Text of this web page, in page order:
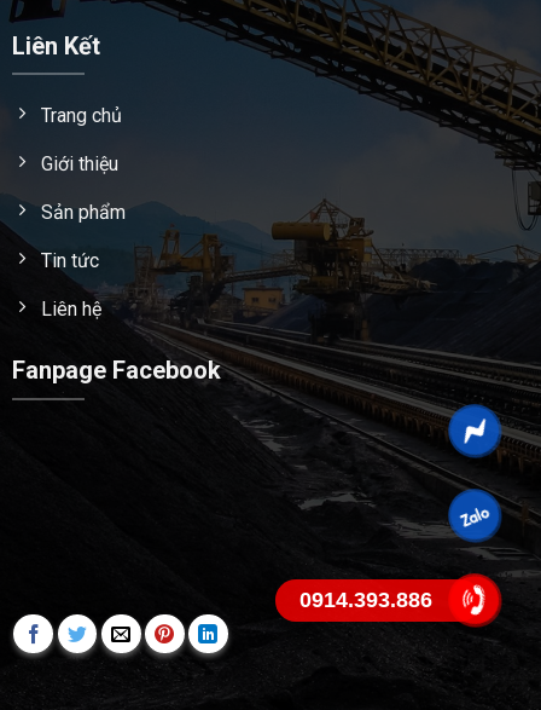
Liên Kết
Trang chủ
Giới thiệu
Sản phẩm
Tin tức
Liên hệ
Fanpage Facebook
0914.393.886